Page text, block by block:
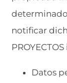
notificar
Datos